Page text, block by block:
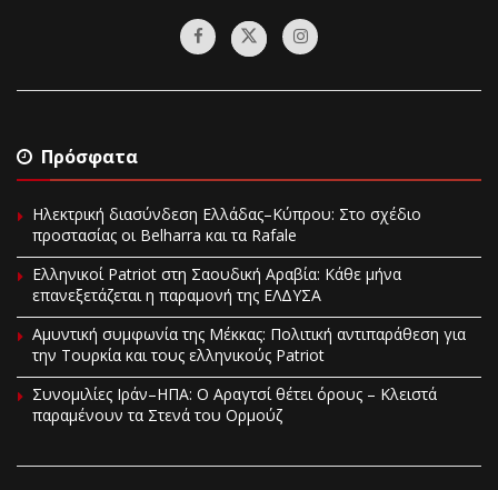
Πρόσφατα
Ηλεκτρική διασύνδεση Ελλάδας–Κύπρου: Στο σχέδιο
προστασίας οι Belharra και τα Rafale
Ελληνικοί Patriot στη Σαουδική Αραβία: Κάθε μήνα
επανεξετάζεται η παραμονή της ΕΛΔΥΣΑ
Αμυντική συμφωνία της Μέκκας: Πολιτική αντιπαράθεση για
την Τουρκία και τους ελληνικούς Patriot
Συνομιλίες Ιράν–ΗΠΑ: Ο Αραγτσί θέτει όρους – Κλειστά
παραμένουν τα Στενά του Ορμούζ